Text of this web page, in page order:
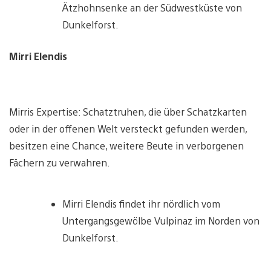
Ätzhohnsenke an der Südwestküste von
Dunkelforst.
Mirri Elendis
Mirris Expertise: Schatztruhen, die über Schatzkarten
oder in der offenen Welt versteckt gefunden werden,
besitzen eine Chance, weitere Beute in verborgenen
Fächern zu verwahren.
Mirri Elendis findet ihr nördlich vom
Untergangsgewölbe Vulpinaz im Norden von
Dunkelforst.